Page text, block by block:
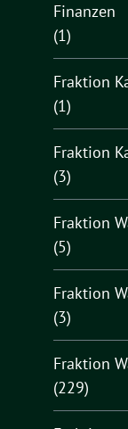
Finanzen
(1)
Fraktion
(1)
Fraktion
(3)
Fraktion
(5)
Fraktion
(3)
Fraktion
(229)